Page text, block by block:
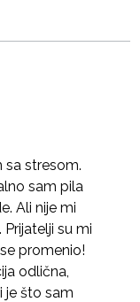
sa stresom.
sam pila
Ali nije mi
su mi
promenio!
odlična,
je što sam